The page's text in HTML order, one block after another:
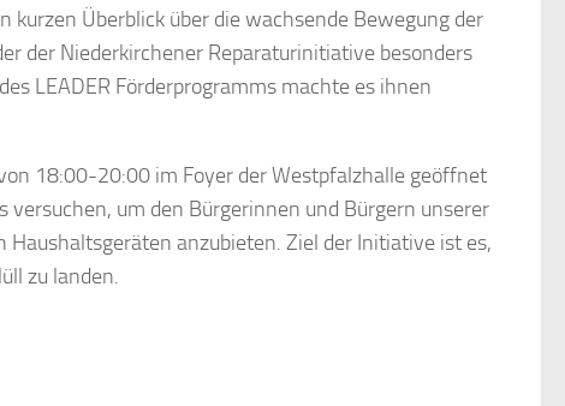
kurzen Überblick über die wachsende Bewegung der
der Niederkirchener Reparaturinitiative besonders
LEADER Förderprogramms machte es ihnen
18:00-20:00 im Foyer der Westpfalzhalle geöffnet
um den Bürgerinnen und Bürgern unserer
anzubieten. Ziel der Initiative ist es,
zu landen.